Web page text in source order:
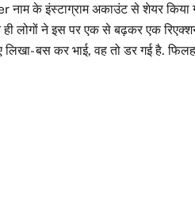
के इंस्टाग्राम अकाउंट से शेयर
ही लोगों ने इस पर एक से बढ़कर एक
बस कर भाई, वह तो डर गई है.